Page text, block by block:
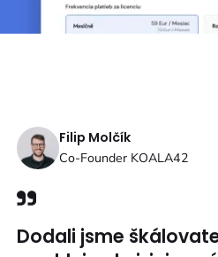
Filip Molčík
Co-Founder KOALA42
Dodali jsme